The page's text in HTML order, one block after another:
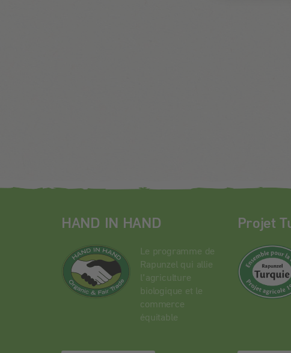
HAND IN HAND
Le programme de
Rapunzel qui allie
l’agriculture
biologique et le
commerce
équitable
Projet